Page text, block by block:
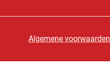
Algemene voorwaarden